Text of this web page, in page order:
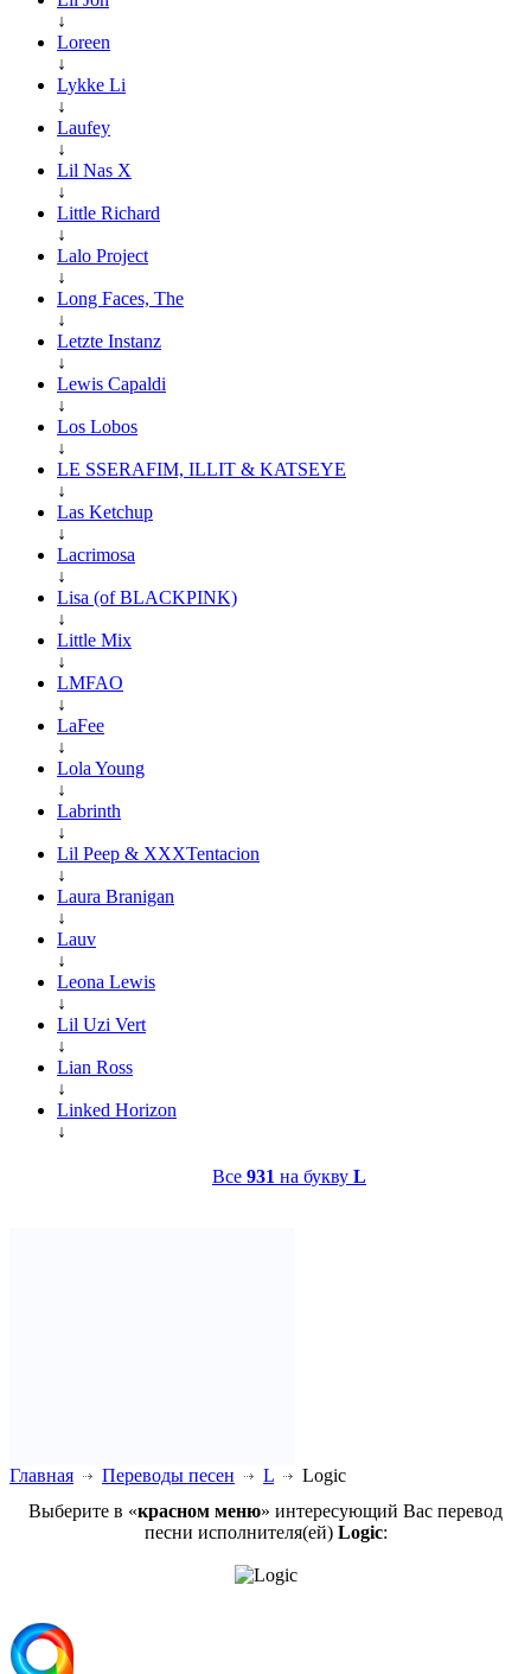
↓
Loreen
↓
Lykke Li
↓
Laufey
↓
Lil Nas X
↓
Little Richard
↓
Lalo Project
↓
Long Faces, The
↓
Letzte Instanz
↓
Lewis Capaldi
↓
Los Lobos
↓
LE SSERAFIM, ILLIT & KATSEYE
↓
Las Ketchup
↓
Lacrimosa
↓
Lisa (of BLACKPINK)
↓
Little Mix
↓
LMFAO
↓
LaFee
↓
Lola Young
↓
Labrinth
↓
Lil Peep & XXXTentacion
↓
Laura Branigan
↓
Lauv
↓
Leona Lewis
↓
Lil Uzi Vert
↓
Lian Ross
↓
Linked Horizon
↓
Все 931 на букву L
Главная Переводы песен L
Logic
Выберите в «красном меню» интересующий Вас перевод
песни исполнителя(ей) Logic: